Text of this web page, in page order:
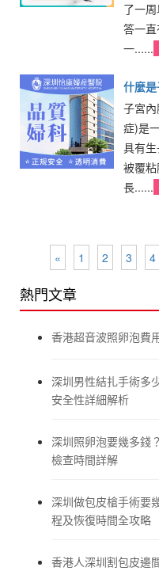
了一
答一
一......
什麼
大
子宮
症)是
具有
被覆
長......
« 1 2 3 4
熱門文章
香港超音波照卵泡費
深圳男性結扎手術多
安全性詳細解析
深圳照卵泡要幾多錢
檢查時間詳解
深圳做包皮槍手術要
程及恢復時間全攻略
香港人深圳割包皮邊